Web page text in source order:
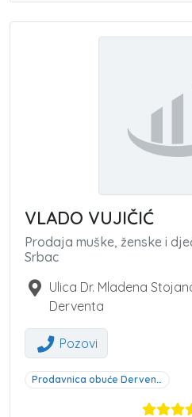
VLADO VUJIČIĆ
Prodaja muške, ženske i
Srbac
Ulica Dr. Mladena
Derventa
Pozovi
Prodavnica obuće Derventa, Srbac